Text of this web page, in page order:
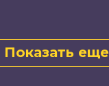
Показать еще